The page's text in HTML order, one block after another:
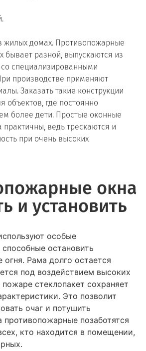
жилых домах. Противопожарные
бывает разной, выпускаются из
специализированными
производстве применяют
Заказать такие конструкции
объектов, где постоянно
более дети. Простые оконные
практичны, ведь трескаются и
при очень высоких
окна
и установить
особые
остановить
огня. Рама долго остается
под воздействием высоких
стеклопакет сохраняет
Это позволит
очаг и потушить
противопожарные позаботятся
кто находится в помещении,